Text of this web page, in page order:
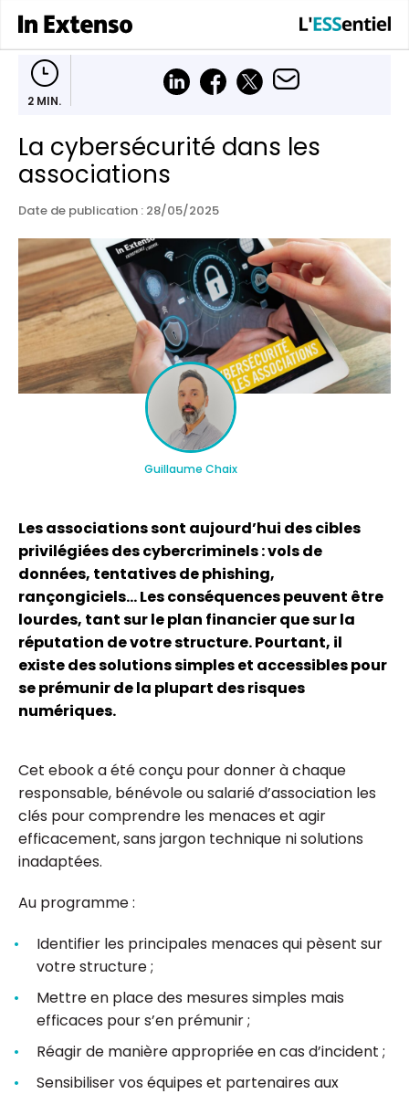
2 MIN.
La cybersécurité dans les
associations
Date de publication : 28/05/2025
Guillaume Chaix
Les associations sont aujourd’hui des cibles
privilégiées des cybercriminels : vols de
données, tentatives de phishing,
rançongiciels… Les conséquences peuvent être
lourdes, tant sur le plan financier que sur la
réputation de votre structure. Pourtant, il
existe des solutions simples et accessibles pour
se prémunir de la plupart des risques
numériques.
Cet ebook a été conçu pour donner à chaque
responsable, bénévole ou salarié d’association les
clés pour comprendre les menaces et agir
efficacement, sans jargon technique ni solutions
inadaptées.
Au programme :
Identifier les principales menaces qui pèsent sur
votre structure ;
Mettre en place des mesures simples mais
efficaces pour s’en prémunir ;
Réagir de manière appropriée en cas d’incident ;
Sensibiliser vos équipes et partenaires aux